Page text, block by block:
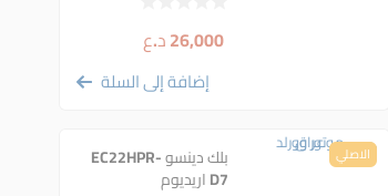
26,000د.ع
إضافة إلى السلة
الاصلي بلك دينسو EC22HPR-
D7 اريديوم